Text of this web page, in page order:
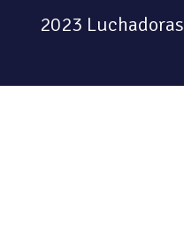
2023 Luchadoras